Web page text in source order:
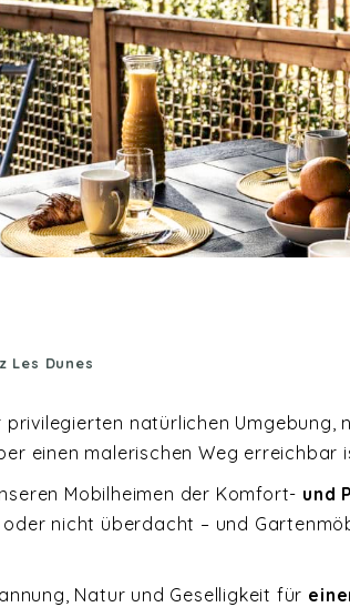
Dunes
natürlichen
einen malerischen Weg erreichbar
Mobilheimen der Komfort- und
nicht überdacht – und
Natur und Geselligkeit für